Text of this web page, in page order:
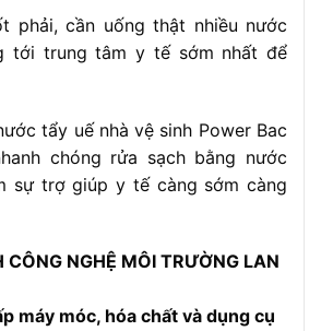
phải, cần uống thật nhiều nước
tới trung tâm y tế sớm nhất để
tẩy uế nhà vệ sinh Power Bac
chóng rửa sạch bằng nước
sự trợ giúp y tế càng sớm càng
CÔNG NGHỆ MÔI TRƯỜNG LAN
máy móc, hóa chất và dụng cụ